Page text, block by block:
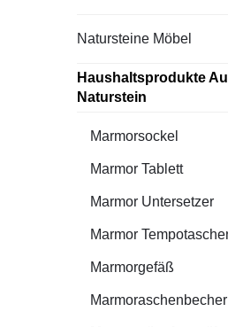
Natursteine Möbel
Haushaltsprodukte
Naturstein
Marmorsockel
Marmor Tablett
Marmor Untersetzer
Marmor
Marmorgefäß
Marmoraschenbecher